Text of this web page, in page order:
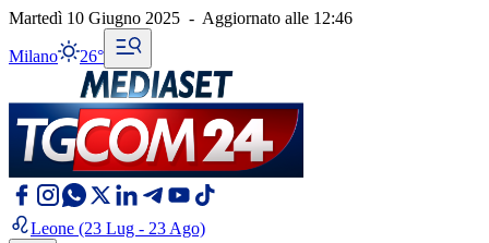
Martedì 10 Giugno 2025 - Aggiornato alle 12:46
Milano 26°
Leone (23 Lug - 23 Ago)